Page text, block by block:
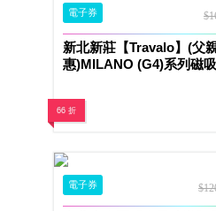
電子券
新北新莊【Travalo】(父
惠)MILANO (G4)系列磁
66 折
電子券